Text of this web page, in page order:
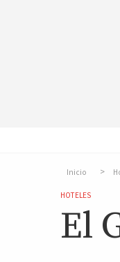
Inicio
HOTELES
El